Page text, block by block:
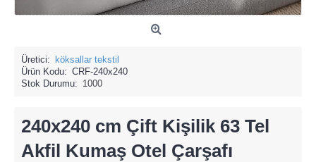
Üretici:
köksallar tekstil
Ürün Kodu: CRF-240x240
Stok Durumu: 1000
240x240 cm Çift Kişilik 63 Tel
Akfil Kumaş Otel Çarşafı